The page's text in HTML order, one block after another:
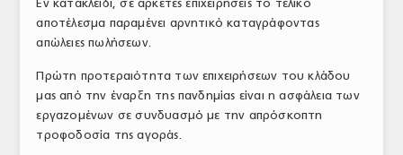
Εν κατακλείδι, σε αρκετές επιχειρήσεις το τελικό
αποτέλεσμα παραμένει αρνητικό καταγράφοντας
απώλειες πωλήσεων.
Πρώτη προτεραιότητα των επιχειρήσεων του κλάδου
μας από την έναρξη της πανδημίας είναι η ασφάλεια των
εργαζομένων σε συνδυασμό με την απρόσκοπτη
τροφοδοσία της αγοράς.